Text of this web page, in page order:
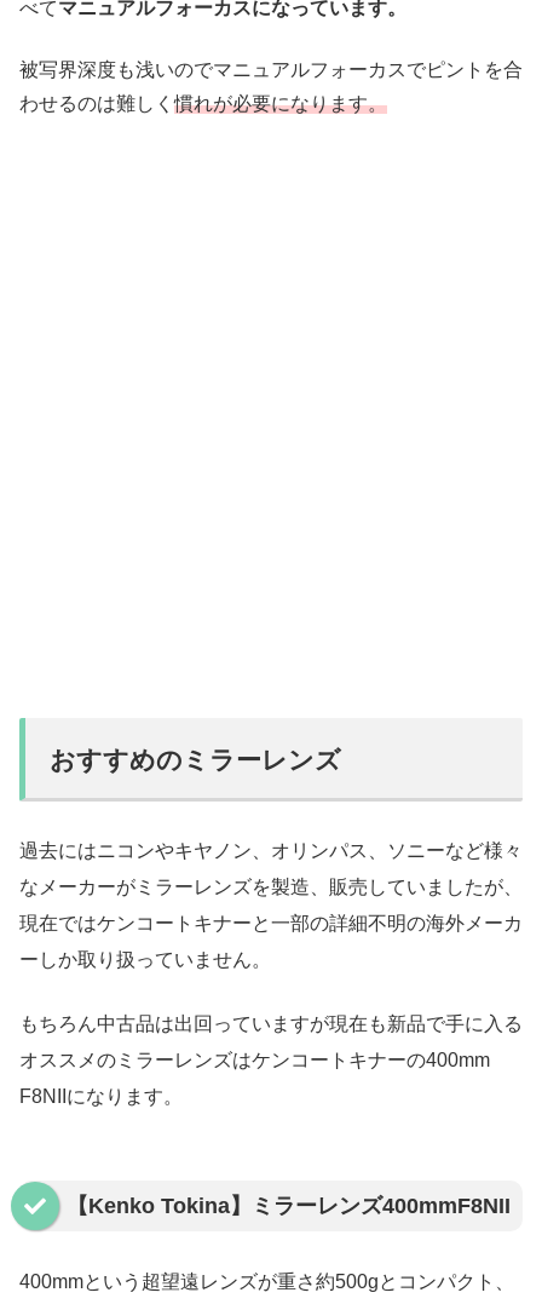
べてマニュアルフォーカスになっています。
被写界深度も浅いのでマニュアルフォーカスでピントを合
わせるのは難しく慣れが必要になります。
おすすめのミラーレンズ
過去にはニコンやキヤノン、オリンパス、ソニーなど様々
なメーカーがミラーレンズを製造、販売していましたが、
現在ではケンコートキナーと一部の詳細不明の海外メーカ
ーしか取り扱っていません。
もちろん中古品は出回っていますが現在も新品で手に入る
オススメのミラーレンズはケンコートキナーの400mm
F8NIIになります。
【Kenko Tokina】ミラーレンズ400mmF8NII
400mmという超望遠レンズが重さ約500gとコンパクト、